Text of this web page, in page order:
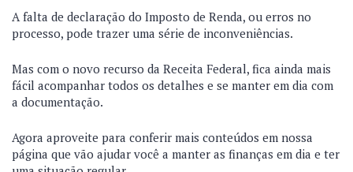
A falta de declaração do Imposto de Renda, ou erros no
processo, pode trazer uma série de inconveniências.
Mas com o novo recurso da Receita Federal, fica ainda mais
fácil acompanhar todos os detalhes e se manter em dia com
a documentação.
Agora aproveite para conferir mais conteúdos em nossa
página que vão ajudar você a manter as finanças em dia e ter